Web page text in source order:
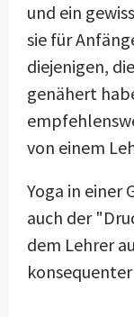
und ein
sie für
diejenigen,
genähert
von einem
Yoga in einer
auch der
dem Lehrer
konsequenter